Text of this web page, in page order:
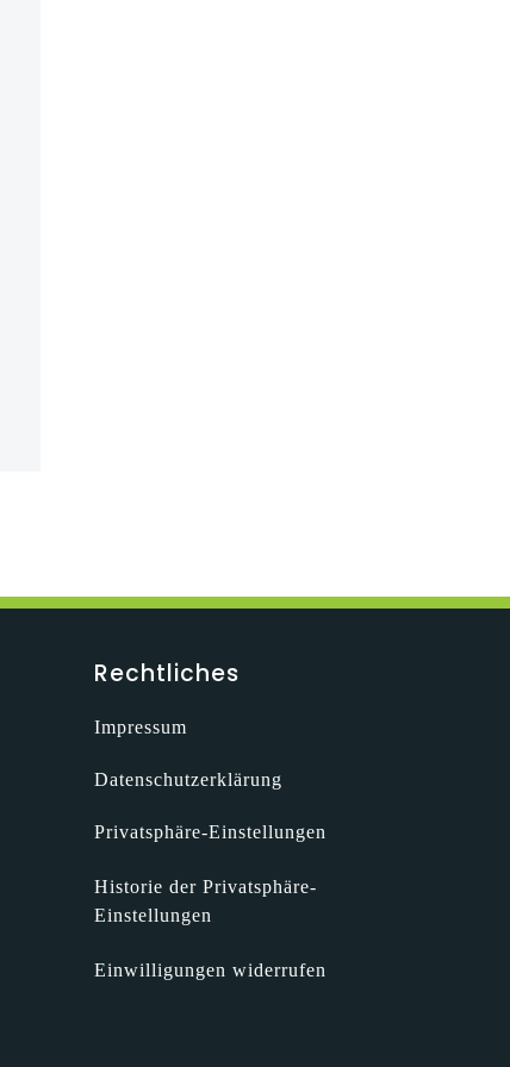
Rechtliches
Impressum
Datenschutzerklärung
Privatsphäre-Einstellungen
Historie der Privatsphäre-
Einstellungen
Einwilligungen widerrufen